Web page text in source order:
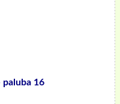
paluba 16